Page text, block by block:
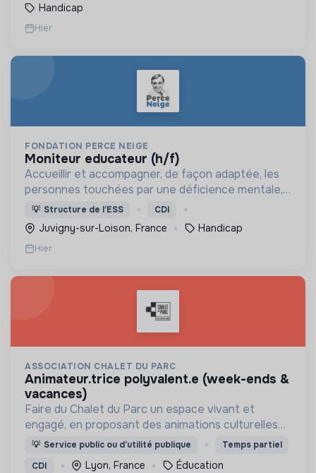
Handicap
Hier
FONDATION PERCE NEIGE
moniteur educateur (h/f)
Accueillir et accompagner, de façon adaptée, les
personnes touchées par une déficience mentale,
un handicap physique ou psychique
💡 Structure de l’ESS CDI
Juvigny-sur-Loison, France Handicap
Hier
ASSOCIATION CHALET DU PARC
animateur.trice polyvalent.e (week-ends &
vacances)
Faire du Chalet du Parc un espace vivant et
engagé, en proposant des animations culturelles
et pédagogiques (ateliers, expos, jeux) pour vivre
une expérience accessible et inspirante.
💡 Service public ou d’utilité publique
Temps partiel
CDI
Lyon, France Éducation